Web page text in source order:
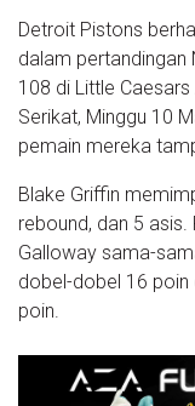
Detroit Pistons
dalam pertandingan
108 di Little
Serikat, Minggu 10
pemain mereka
Blake Griffin
rebound, dan 5
Galloway sama-
dobel-dobel 16 poin
poin.